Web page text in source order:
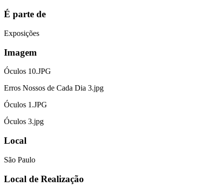
É parte de
Exposições
Imagem
Óculos 10.JPG
Erros Nossos de Cada Dia 3.jpg
Óculos 1.JPG
Óculos 3.jpg
Local
São Paulo
Local de Realização